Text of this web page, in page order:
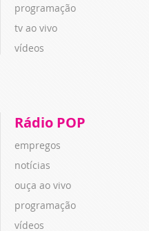
programação
tv ao vivo
vídeos
Rádio POP
empregos
notícias
ouça ao vivo
programação
vídeos